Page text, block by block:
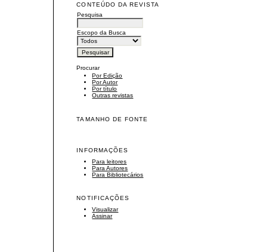
CONTEÚDO DA REVISTA
Pesquisa
Escopo da Busca
Procurar
Por Edição
Por Autor
Por título
Outras revistas
TAMANHO DE FONTE
INFORMAÇÕES
Para leitores
Para Autores
Para Bibliotecários
NOTIFICAÇÕES
Visualizar
Assinar